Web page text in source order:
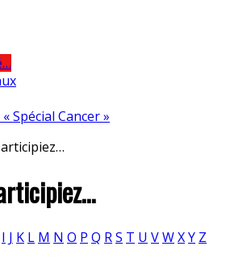
Spécial Cancer »
I J K L M N O P Q RS T U VWXY Z